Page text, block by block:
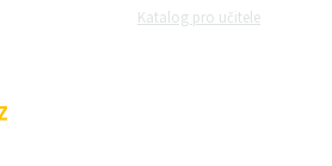
Katalog pro učitele